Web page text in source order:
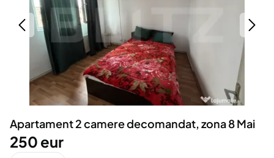
Servicii
Animale de companie
Afaceri și echipamente profesionale
Inchiriere Bunuri si Vehicule
Utilaje agricole si industriale
Piese auto si accesorii
Dacia Duster
Apartament 2 camere decomandat, zona 8 Mai
250 eur